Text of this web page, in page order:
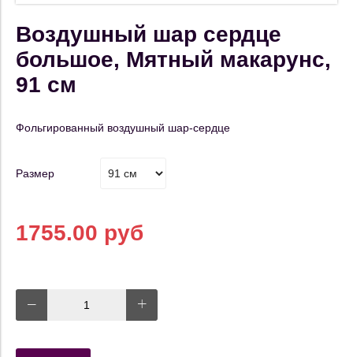
Воздушный шар сердце
большое, Мятный макарунс,
91 см
Фольгированный воздушный шар-сердце
Размер
1755.00 руб